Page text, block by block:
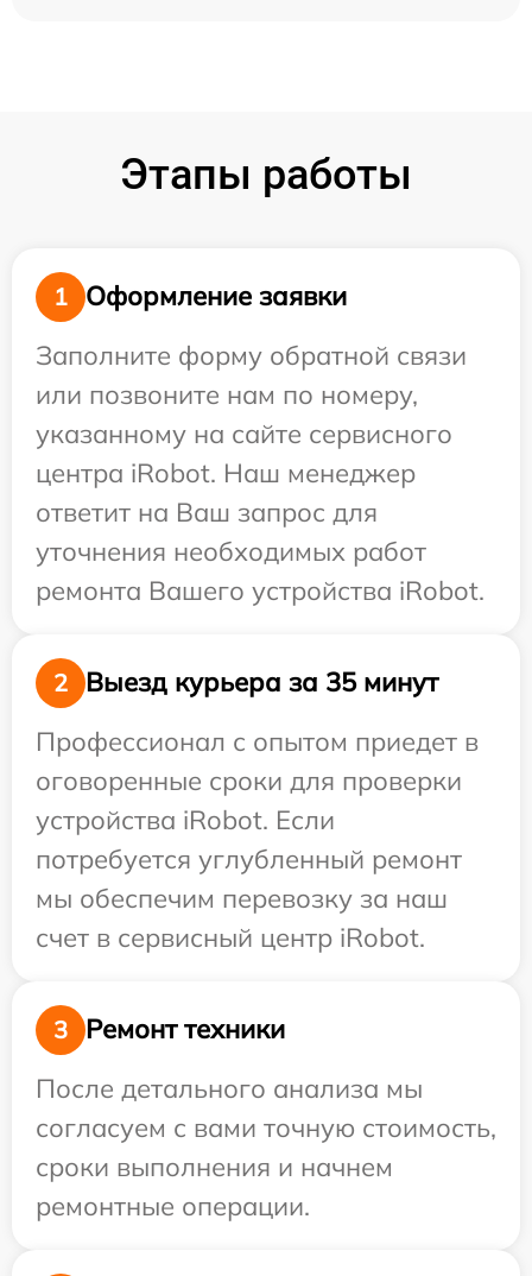
Этапы работы
1
Оформление заявки
Заполните форму обратной связи
или позвоните нам по номеру,
указанному на сайте сервисного
центра iRobot. Наш менеджер
ответит на Ваш запрос для
уточнения необходимых работ
ремонта Вашего устройства iRobot.
2
Выезд курьера за 35 минут
Профессионал с опытом приедет в
оговоренные сроки для проверки
устройства iRobot. Если
потребуется углубленный ремонт
мы обеспечим перевозку за наш
счет в сервисный центр iRobot.
3
Ремонт техники
После детального анализа мы
согласуем с вами точную стоимость,
сроки выполнения и начнем
ремонтные операции.